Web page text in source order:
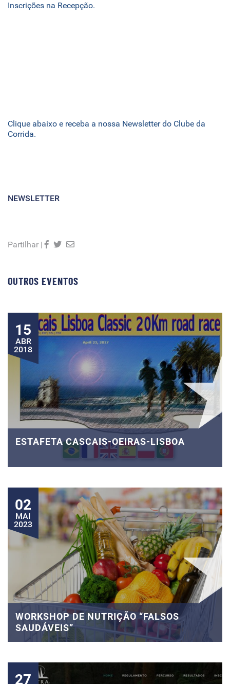
Inscrições na Recepção.
Clique abaixo e receba a nossa Newsletter do Clube da
Corrida.
NEWSLETTER
Partilhar |
OUTROS EVENTOS
15
ABR
2018
ESTAFETA CASCAIS-OEIRAS-LISBOA
02
MAI
2023
WORKSHOP DE NUTRIÇÃO “FALSOS
SAUDÁVEIS”
27